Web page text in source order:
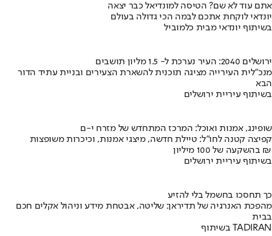
אתם עוד לא שם? הטיסה למונדיאל כבר יצאה
יונדאי לוקחת אתכם לבמה הכי גדולה בעולם
בשיתוף יונדאי מבית כלמוביל
ירושלים 2040: העיר נערכת ל- 1.5 מליון תושבים
מנכ"לית העירייה מציגה תוכנית להשארת הצעירים ובניית עתיד הדור
הבא
בשיתוף עיריית ירושלים
שופינג, אמנות ואוכל: המרכז המתחדש של מזרח י-ם
קפיצה קטנה לחו"ל: טיילת חדשה, מיצגי אמנות, וכיכרות משופצות
בהשקעה של 100 מיליון ₪
בשיתוף עיריית ירושלים
כך תחסכו בחשמל בלי להזיע
מהפכת האנרגיה של תדיראן: שליטה, אבטחת מידע וניהול אקלים חכם
בבית
בשיתוף TADIRAN